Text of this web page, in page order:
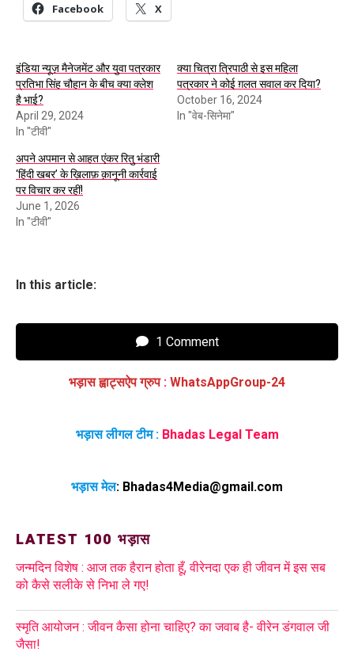
Facebook X
इंडिया न्यूज़ मैनेजमेंट और युवा पत्रकार
प्रतिभा सिंह चौहान के बीच क्या क्लेश
है भाई?
April 29, 2024
In "टीवी"
क्या चित्रा त्रिपाठी से इस महिला
पत्रकार ने कोई ग़लत सवाल कर दिया?
October 16, 2024
In "वेब-सिनेमा"
अपने अपमान से आहत एंकर रितु भंडारी
‘हिंदी खबर’ के ख़िलाफ़ क़ानूनी कार्रवाई
पर विचार कर रहीं!
June 1, 2026
In "टीवी"
In this article:
1 Comment
भड़ास ह्वाट्सऐप ग्रुप : WhatsAppGroup-24
भड़ास लीगल टीम : Bhadas Legal Team
भड़ास मेल: Bhadas4Media@gmail.com
LATEST 100 भड़ास
जन्मदिन विशेष : आज तक हैरान होता हूँ, वीरेनदा एक ही जीवन में इस सब
को कैसे सलीके से निभा ले गए!
स्मृति आयोजन : जीवन कैसा होना चाहिए? का जवाब है- वीरेन डंगवाल जी
जैसा!